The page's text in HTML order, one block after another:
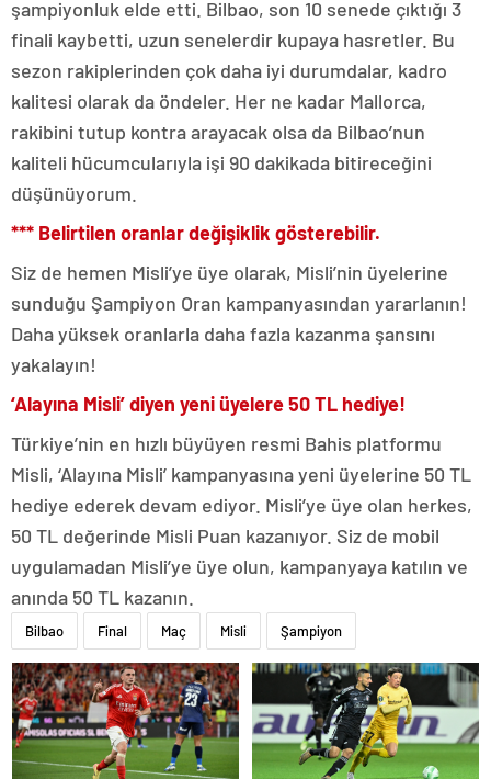
şampiyonluk elde etti. Bilbao, son 10 senede çıktığı 3
finali kaybetti, uzun senelerdir kupaya hasretler. Bu
sezon rakiplerinden çok daha iyi durumdalar, kadro
kalitesi olarak da öndeler. Her ne kadar Mallorca,
rakibini tutup kontra arayacak olsa da Bilbao’nun
kaliteli hücumcularıyla işi 90 dakikada bitireceğini
düşünüyorum.
*** Belirtilen oranlar değişiklik gösterebilir.
Siz de hemen Misli’ye üye olarak, Misli’nin üyelerine
sunduğu Şampiyon Oran kampanyasından yararlanın!
Daha yüksek oranlarla daha fazla kazanma şansını
yakalayın!
‘Alayına Misli’ diyen yeni üyelere 50 TL hediye!
Türkiye’nin en hızlı büyüyen resmi Bahis platformu
Misli, ‘Alayına Misli’ kampanyasına yeni üyelerine 50 TL
hediye ederek devam ediyor. Misli’ye üye olan herkes,
50 TL değerinde Misli Puan kazanıyor. Siz de mobil
uygulamadan Misli’ye üye olun, kampanyaya katılın ve
anında 50 TL kazanın.
Bilbao Final Maç Misli Şampiyon